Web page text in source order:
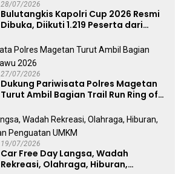
28/07/2026
Bulutangkis Kapolri Cup 2026 Resmi
Dibuka, Diikuti 1.219 Peserta dari
27/07/2026
Dukung Pariwisata Polres Magetan
Turut Ambil Bagian Trail Run Ring of
19/07/2026
Car Free Day Langsa, Wadah
Rekreasi, Olahraga, Hiburan,